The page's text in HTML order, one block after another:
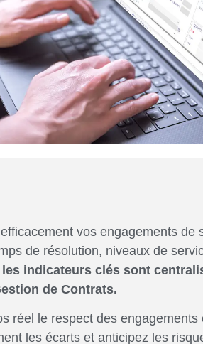
vos engagements de
de résolution, niveaux de
indicateurs clés sont
de Contrats.
réel le respect des engagements
les écarts et anticipez les